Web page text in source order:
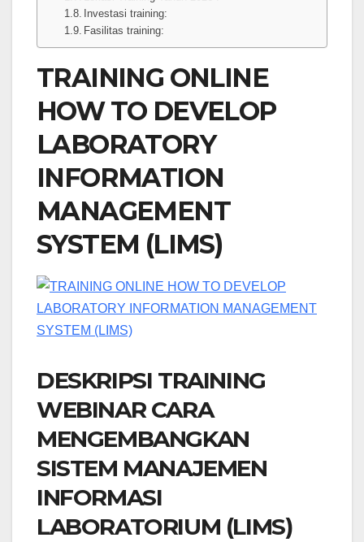
Investasi training:
Fasilitas training:
TRAINING ONLINE
HOW TO DEVELOP
LABORATORY
INFORMATION
MANAGEMENT
SYSTEM (LIMS)
DESKRIPSI TRAINING
WEBINAR CARA
MENGEMBANGKAN
SISTEM MANAJEMEN
INFORMASI
LABORATORIUM (LIMS)